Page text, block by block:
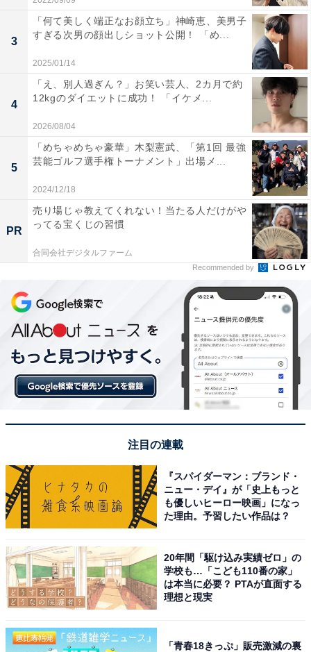
3
「何て美しく端正なお顔立ち」神崎恵、美男子
すぎる次男の顔出しショット公開！ 「め...
2025/01/14
4
「え、別人過ぎん？」お笑い芸人、2カ月で約
12kgのダイエットに成功！ 「イケメ...
2026/08/04
5
「めちゃめちゃ豪華」木梨憲武、「第1回 最強
芸能ゴルフ選手権トーナメント」出場メ...
2024/12/18
PR
売り場じゃ教えてくれない！当たる人だけがや
ってる宝くじの習慣
合同会社デジタルファーム
Recommended by
注目の連載
『スパイダーマン：ブランド・
ニュー・デイ』が「史上もっと
も優しいヒーロー映画」になっ
た理由。予習したい作品は？
20年間「駆け込み実績ゼロ」の
学校も…「こども110番の家」
は本当に必要？ PTAが直面する
理想と現実
「青春18きっぷ」販売激減の裏